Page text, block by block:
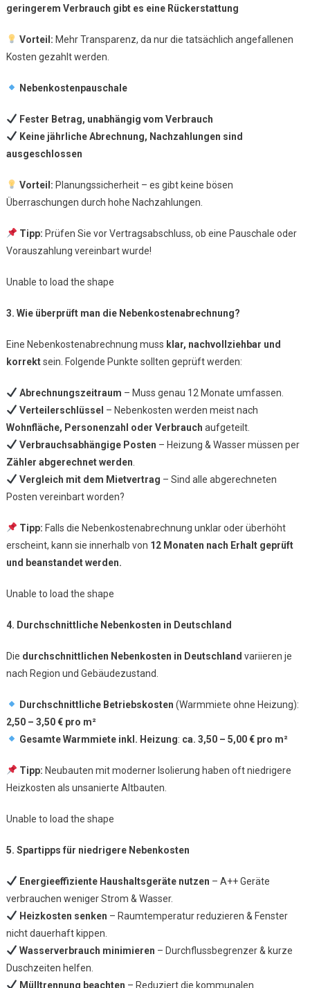
geringerem Verbrauch gibt es eine Rückerstattung
Vorteil: Mehr Transparenz, da nur die tatsächlich angefallenen
Kosten gezahlt werden.
Nebenkostenpauschale
Fester Betrag, unabhängig vom Verbrauch
Keine jährliche Abrechnung, Nachzahlungen sind
ausgeschlossen
Vorteil: Planungssicherheit – es gibt keine bösen
Überraschungen durch hohe Nachzahlungen.
Tipp: Prüfen Sie vor Vertragsabschluss, ob eine Pauschale oder
Vorauszahlung vereinbart wurde!
Unable to load the shape
3. Wie überprüft man die Nebenkostenabrechnung?
Eine Nebenkostenabrechnung muss klar, nachvollziehbar und
korrektsein. Folgende Punkte sollten geprüft werden:
Abrechnungszeitraum – Muss genau 12 Monate umfassen.
Verteilerschlüssel – Nebenkosten werden meist nach
Wohnfläche, Personenzahl oder Verbrauch aufgeteilt.
Verbrauchsabhängige Posten – Heizung & Wasser müssen per
Zähler abgerechnet werden
Vergleich mit dem Mietvertrag – Sind alle abgerechneten
Posten vereinbart worden?
Tipp: Falls die Nebenkostenabrechnung unklar oder überhöht
erscheint, kann sie innerhalb von 12 Monaten nach Erhalt geprüft
und beanstandet werden.
Unable to load the shape
4. Durchschnittliche Nebenkosten in Deutschland
Die durchschnittlichen Nebenkosten in Deutschland variieren je
nach Region und Gebäudezustand.
Durchschnittliche Betriebskosten (Warmmiete ohne Heizung):
2,50 – 3,50 € pro m²
Gesamte Warmmiete inkl. Heizung: ca. 3,50 – 5,00 € pro m²
Tipp: Neubauten mit moderner Isolierung haben oft niedrigere
Heizkosten als unsanierte Altbauten.
Unable to load the shape
5. Spartipps für niedrigere Nebenkosten
Energieeffiziente Haushaltsgeräte nutzen – A++ Geräte
verbrauchen weniger Strom & Wasser.
Heizkosten senken – Raumtemperatur reduzieren & Fenster
nicht dauerhaft kippen.
Wasserverbrauch minimieren – Durchflussbegrenzer & kurze
Duschzeiten helfen.
Mülltrennung beachten – Reduziert die kommunalen